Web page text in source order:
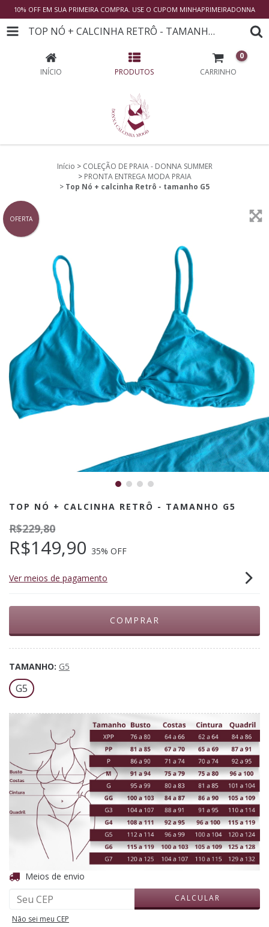
10% OFF EM SUA PRIMEIRA COMPRA. USE O CUPOM MINHAPRIMEIRADONNA
TOP NÓ + CALCINHA RETRÔ - TAMANHO G5
INÍCIO PRODUTOS CARRINHO
0
Início > COLEÇÃO DE PRAIA - DONNA SUMMER
> PRONTA ENTREGA MODA PRAIA
> Top Nó + calcinha Retrô - tamanho G5
OFERTA
TOP NÓ + CALCINHA RETRÔ - TAMANHO G5
R$229,80
R$149,90 35% OFF
Ver meios de pagamento
TAMANHO: G5
G5
Entregas para o CEP:
Meios de envio
CALCULAR
Não sei meu CEP